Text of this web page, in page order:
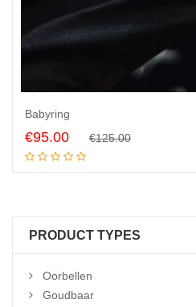
Babyring
€125.00Original
€95.00
Current
PRODUCT TYPES
Oorbellen
Goudbaar